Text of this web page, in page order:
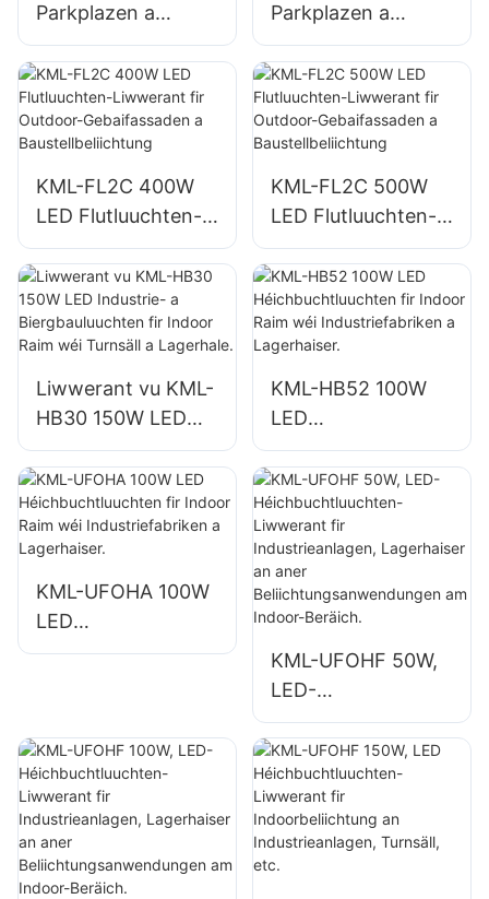
Parkplazen a
Lagerhaiser am
Fräien KML-FL2C
200W LED
Flutluuchten
Parkplazen a
Lagerhaiser am
Fräien KML-FL2C
240W LED
Flutluuchten
KML-FL2C 400W
LED Flutluuchten-
Liwwerant fir
Outdoor-
Gebaifassaden a
Baustellbeliichtung
KML-FL2C 500W
LED Flutluuchten-
Liwwerant fir
Outdoor-
Gebaifassaden a
Baustellbeliichtung
Liwwerant vu KML-
HB30 150W LED
Industrie- a
Biergbauluuchten
fir Indoor Raim wéi
Turnsäll a
KML-HB52 100W
LED
Héichbuchtluuchte
n fir Indoor Raim
wéi
Industriefabriken a
Lagerhaiser.
KML-UFOHA 100W
LED
Héichbuchtluuchte
Industriefabriken a
Lagerhaiser.
KML-UFOHF 50W,
LED-
Héichbuchtluuchte
n-Liwwerant fir
Industrieanlagen,
Lagerhaiser an
aner
Beliichtungsanwen